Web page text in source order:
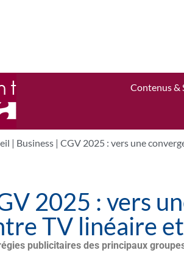
Contenus &
| Business | CGV 2025 : vers une
2025 : vers
TV linéaire
publicitaires des principaux